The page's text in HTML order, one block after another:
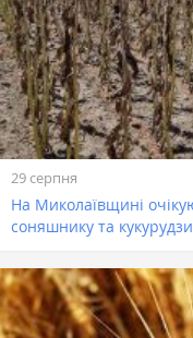
29 серпня
На Миколаївщині
соняшнику та